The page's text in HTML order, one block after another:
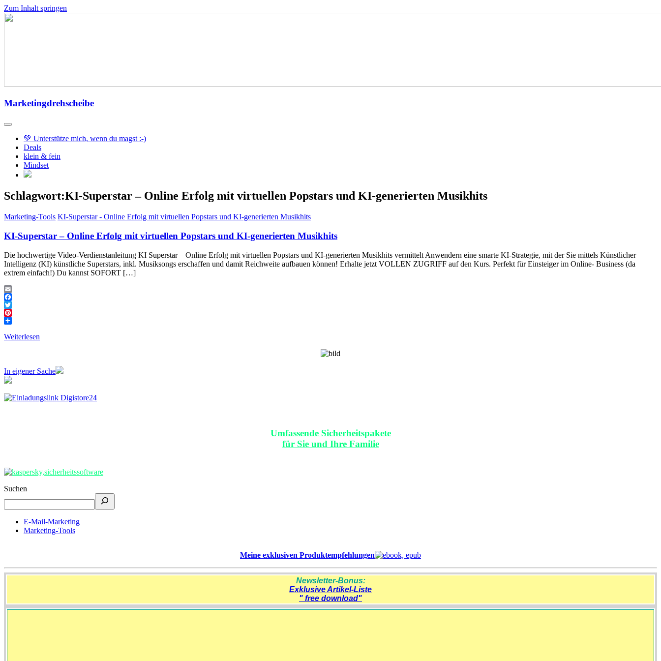
Zum Inhalt springen
Marketingdrehscheibe
💚 Unterstütze mich, wenn du magst :-)
Deals
klein & fein
Mindset
Schlagwort:KI-Superstar – Online Erfolg mit virtuellen Popstars und KI-generierten Musikhits
Marketing-Tools KI-Superstar - Online Erfolg mit virtuellen Popstars und KI-generierten Musikhits
KI-Superstar – Online Erfolg mit virtuellen Popstars und KI-generierten Musikhits
Die hochwertige Video-Verdienstanleitung KI Superstar – Online Erfolg mit virtuellen Popstars und KI-generierten Musikhits vermittelt Anwendern eine smarte KI-Strategie, mit der Sie mittels Künstlicher
Intelligenz (KI) künstliche Superstars, inkl. Musiksongs erschaffen und damit Reichweite aufbauen können! Erhalte jetzt VOLLEN ZUGRIFF auf den Kurs. Perfekt für Einsteiger im Online- Business (da
extrem einfach!) Du kannst SOFORT […]
Email
Facebook
Twitter
Pinterest
Weiterlesen
In eigener Sache
Umfassende Sicherheitspakete
für Sie und Ihre Familie
Suchen
E-Mail-Marketing
Marketing-Tools
Meine exklusiven Produktempfehlungen
Newsletter-Bonus:
Exklusive Artikel-Liste
" free download"